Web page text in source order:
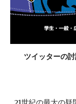
ツイッターの